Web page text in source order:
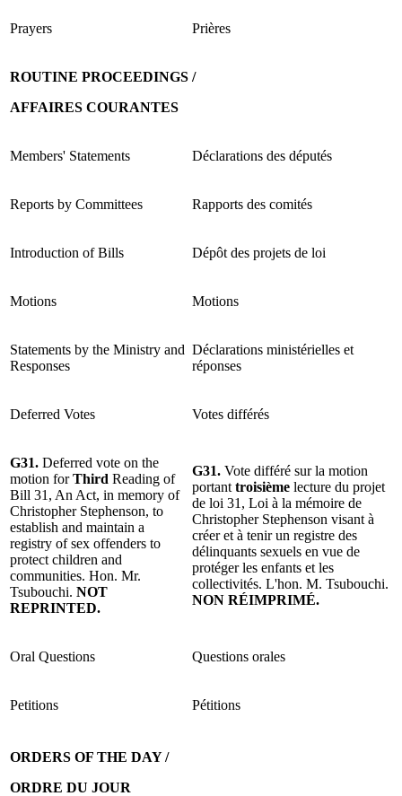
Prayers Prières
ROUTINE PROCEEDINGS /
AFFAIRES COURANTES
Members' Statements Déclarations des députés
Reports by Committees Rapports des comités
Introduction of Bills Dépôt des projets de loi
Motions Motions
Statements by the Ministry and
Responses
Déclarations ministérielles et
réponses
Deferred Votes Votes différés
G31. Deferred vote on the
motion forThird Reading of
Bill 31, An Act, in memory of
Christopher Stephenson, to
establish and maintain a
registry of sex offenders to
protect children and
communities. Hon. Mr.
Tsubouchi. NOT
REPRINTED.
G31. Vote différé sur la motion
portant troisième lecture du projet
de loi 31, Loi à la mémoire de
Christopher Stephenson visant à
créer et à tenir un registre des
délinquants sexuels en vue de
protéger les enfants et les
collectivités. L'hon. M. Tsubouchi.
NON RÉIMPRIMÉ.
Oral Questions Questions orales
Petitions Pétitions
ORDERS OF THE DAY /
ORDRE DU JOUR